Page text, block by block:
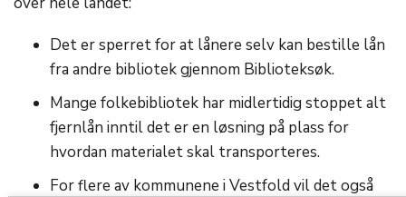
Det er sperret for at lånere selv kan bestille lån
fra andre bibliotek gjennom Biblioteksøk.
Mange folkebibliotek har midlertidig stoppet alt
fjernlån inntil det er en løsning på plass for
hvordan materialet skal transporteres.
For flere av kommunene i Vestfold vil det også